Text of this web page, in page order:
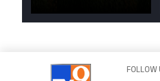
सड़कें; देखें Photos
FOLLOW